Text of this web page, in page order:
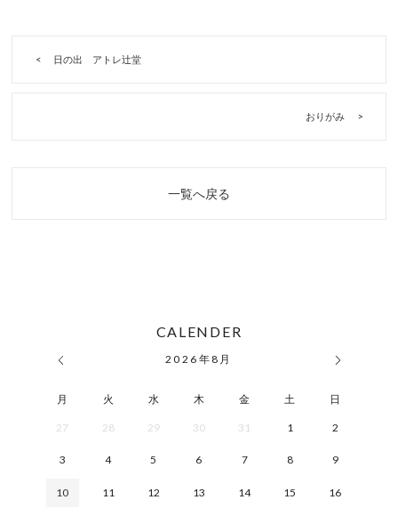
日の出 アトレ辻堂
おりがみ
一覧へ戻る
CALENDER
2026 年 8月
月 火 水 木 金 土 日
27 28 29 30 31 1 2
3 4 5 6 7 8 9
10 11 12 13 14 15 16